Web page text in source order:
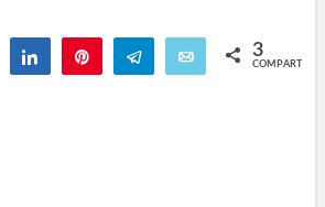
Twittear Compartir Telegram Email 3
COMPARTIR